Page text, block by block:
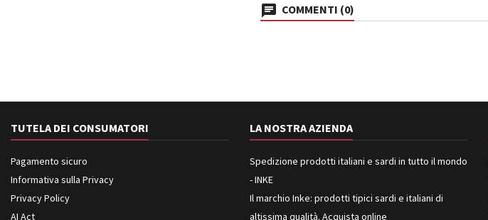
COMMENTI (0)
TUTELA DEI CONSUMATORI
Pagamento sicuro
Informativa sulla Privacy
Privacy Policy
AI Act
LA NOSTRA AZIENDA
Spedizione prodotti italiani e sardi in tutto il mondo
- INKE
Il marchio Inke: prodotti tipici sardi e italiani di
altissima qualità. Acquista online